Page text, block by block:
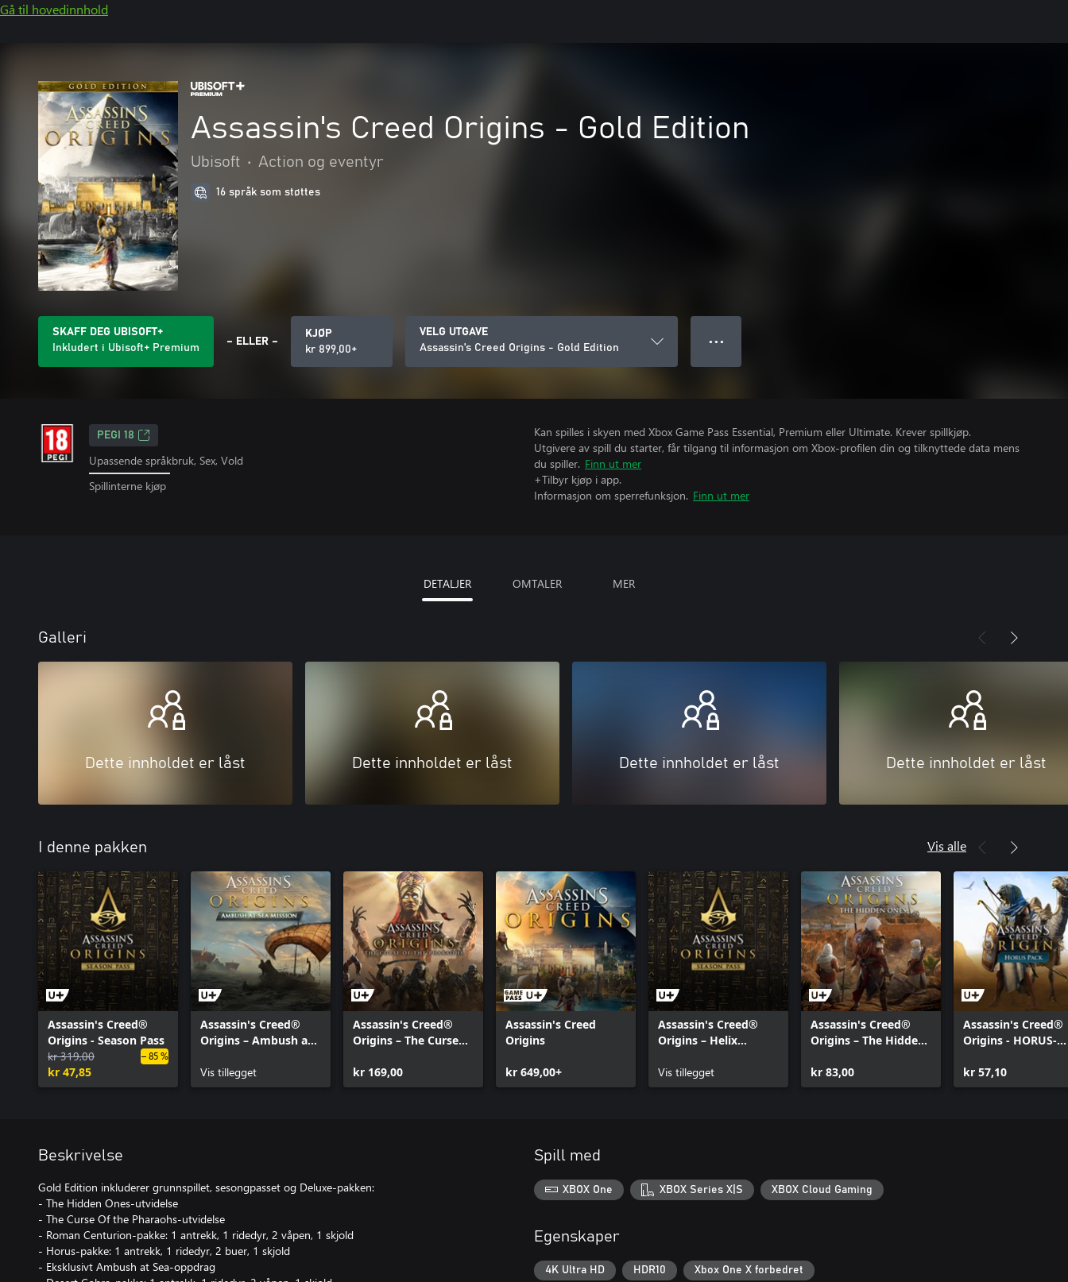
Gå til hovedinnhold
Assassin's Creed Origins - Gold Edition
Ubisoft • Action og eventyr
16 språk som støttes
SKAFF DEG UBISOFT+
Inkludert i Ubisoft+ Premium
– ELLER –
KJØP
kr 899,00+
VELG UTGAVE
Assassin's Creed Origins - Gold Edition
● ● ●
PEGI 18
Upassende språkbruk, Sex, Vold
Spillinterne kjøp
Kan spilles i skyen med Xbox Game Pass Essential, Premium eller Ultimate. Krever spillkjøp.
Utgivere av spill du starter, får tilgang til informasjon om Xbox-profilen din og tilknyttede data mens
du spiller. Finn ut mer
+Tilbyr kjøp i app.
Informasjon om sperrefunksjon. Finn ut mer
DETALJER OMTALER MER
Galleri
Dette innholdet er låst Dette innholdet er låst Dette innholdet er låst Dette innholdet er låst
I denne pakken Vis alle
Assassin's Creed®
Origins - Season Pass
kr 319,00
kr 47,85
– 85 %
Assassin's Creed®
Origins – Ambush at
Vis tillegget
Assassin's Creed®
Origins – The Curse
kr 169,00
Assassin's Creed
Origins
kr 649,00+
Assassin's Creed®
Origins – Helix
pakke
Vis tillegget
Assassin's Creed®
Origins – The Hidden
kr 83,00
Assassin's Creed®
Origins - HORUS-
kr 57,10
Beskrivelse
Gold Edition inkluderer grunnspillet, sesongpasset og Deluxe-pakken:
- The Hidden Ones-utvidelse
- The Curse Of the Pharaohs-utvidelse
- Roman Centurion-pakke: 1 antrekk, 1 ridedyr, 2 våpen, 1 skjold
- Horus-pakke: 1 antrekk, 1 ridedyr, 2 buer, 1 skjold
- Eksklusivt Ambush at Sea-oppdrag
Spill med
XBOX One XBOX Series X|S XBOX Cloud Gaming
Egenskaper
4K Ultra HD HDR10 Xbox One X forbedret